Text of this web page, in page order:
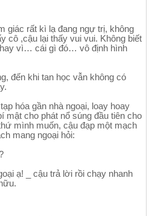
giác rất kì lạ đang ngự trị, không
cô ,cậu lại thấy vui vui. Không biết
vì… cái gì đó… vô định hình
đến khi tan học vẫn không có
hóa gần nhà ngoại, loay hoay
mật cho phát nổ súng đầu tiên cho
mình muốn, cậu đạp một mạch
mang ngoại hỏi:
ạ! _ cậu trả lời rồi chạy nhanh